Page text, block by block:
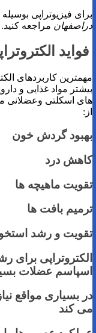
برای فیزیوتراپی
دراصفهان مراجعه کنید.
فواید
مهمترین کاربردهای
بیشتر مواد غذایی و
های اسکلتی وعضلانی
از:
بهبود گردش خون
کاهش درد
تقویت ماهیچه ها
ترمیم بافت ها
تقویت و رشد
الکتروتراپی
اسپاسم عضلات
در بسیاری مواقع
می کند